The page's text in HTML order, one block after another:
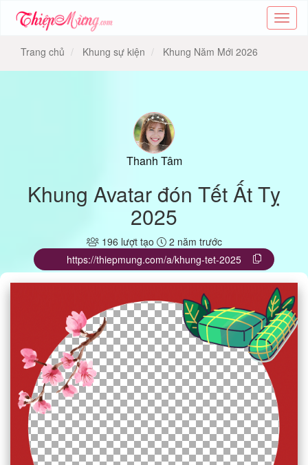
Tạo
thiệp
Thiệp
Trang chủ Khung sự kiện Khung Năm Mới 2026
Thanh Tâm
Khung Avatar đón Tết Ất Tỵ
2025
196 lượt tạo
2 năm trước
https://thiepmung.com/a/khung-tet-2025